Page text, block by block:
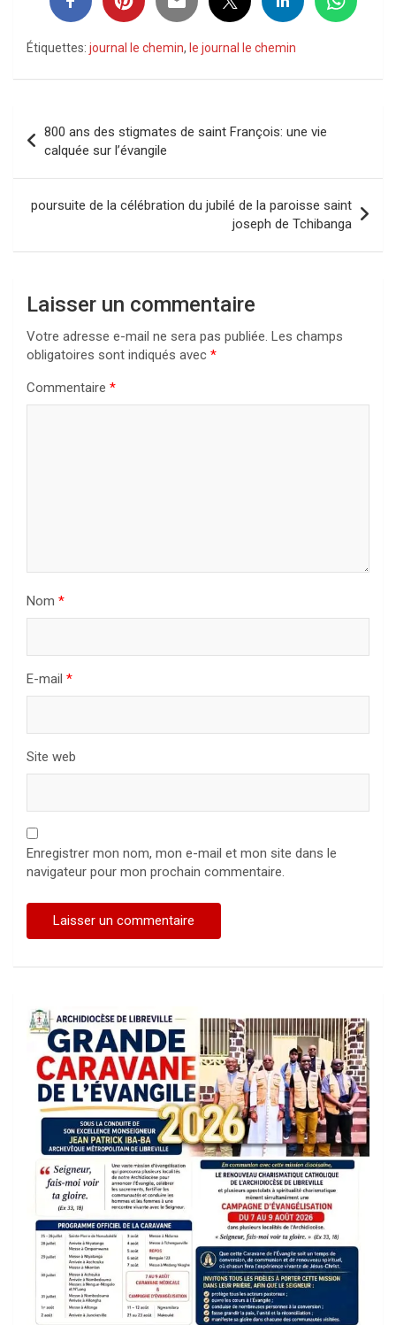
Étiquettes: journal le chemin, le journal le chemin
de
l’article
800 ans des stigmates de saint François: une vie
calquée sur l’évangile
poursuite de la célébration du jubilé de la paroisse saint
joseph de Tchibanga
Laisser un commentaire
Votre adresse e-mail ne sera pas publiée. Les champs
obligatoires sont indiqués avec *
Commentaire *
Nom *
E-mail *
Site web
Enregistrer mon nom, mon e-mail et mon site dans le
navigateur pour mon prochain commentaire.